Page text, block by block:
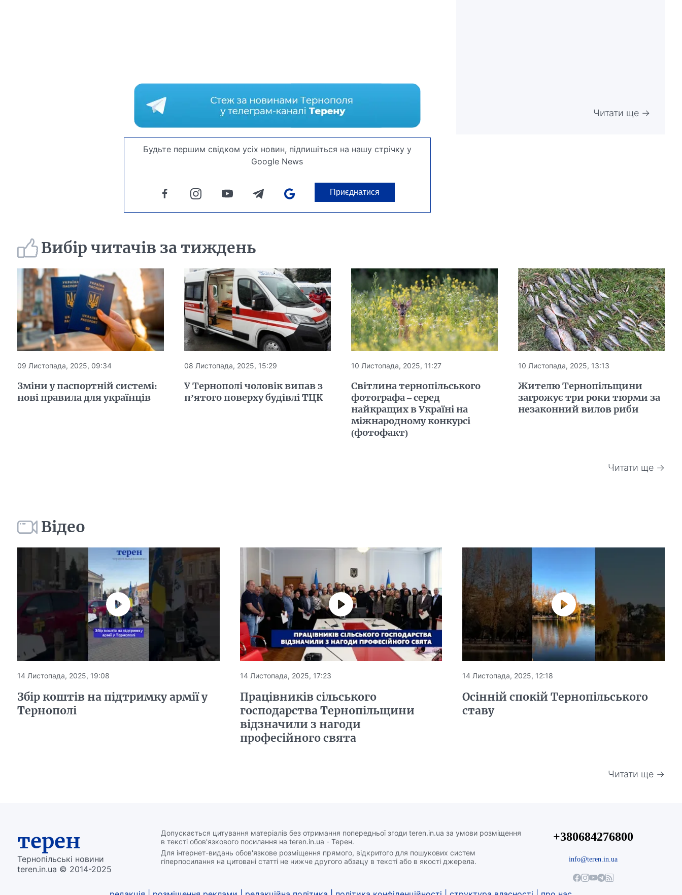
Будьте першим свідком усіх новин, підпишіться на нашу стрічку у
Google News
Приєднатися
Читати ще →
Вибір читачів за тиждень
09 Листопада, 2025, 09:34
Зміни у паспортній системі:
нові правила для українців
08 Листопада, 2025, 15:29
У Тернополі чоловік випав з
п’ятого поверху будівлі ТЦК
10 Листопада, 2025, 11:27
Світлина тернопільського
фотографа – серед
найкращих в Україні на
міжнародному конкурсі
(фотофакт)
10 Листопада, 2025, 13:13
Жителю Тернопільщини
загрожує три роки тюрми за
незаконний вилов риби
Читати ще →
Відео
14 Листопада, 2025, 19:08
Збір коштів на підтримку армії у
Тернополі
14 Листопада, 2025, 17:23
Працівників сільського
господарства Тернопільщини
відзначили з нагоди
професійного свята
14 Листопада, 2025, 12:18
Осінній спокій Тернопільського
ставу
Читати ще →
терен
Тернопільські новини
teren.in.ua © 2014-2025
Допускається цитування матеріалів без отримання попередньої згоди teren.in.ua за умови розміщення
в тексті обов'язкового посилання на teren.in.ua - Терен.
Для інтернет-видань обов'язкове розміщення прямого, відкритого для пошукових систем
гіперпосилання на цитовані статті не нижче другого абзацу в тексті або в якості джерела.
+380684276800
info@teren.in.ua